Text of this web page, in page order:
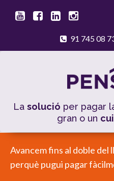
91 745 08
La solució per pagar
gran o un
Avancem fins al doble
perquè pugui pagar